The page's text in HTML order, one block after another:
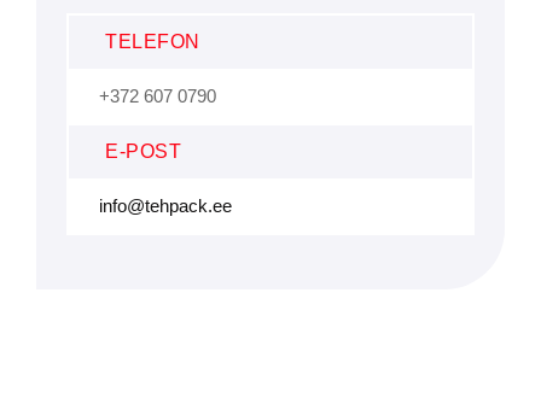
TELEFON
+372 607 0790
E-POST
info@tehpack.ee